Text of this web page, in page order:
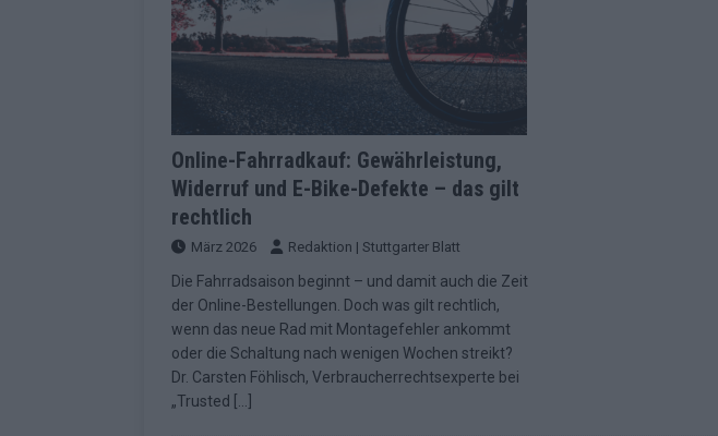
[ Mai 2026 ] ESC-Finale komplett: 20 Qualifikanten, vier Big-Four-Länder,
EUROVISION
ESC 2026: JJ performt „Unknown“, Walzer zu kurz,
[ Mai 2026 ] Quoten vor ESC-Halbfinale 2: Dänemark vorne, Aserbaidschan
[ Juni 2026 ] Neue Themenwelt, neues Café, neue Westernstadt: Der
Highlights EXTRA
[ Mai 2026 ] DARA gewinnt verdient, Israel problematisch, Deutschland
Fazit zum ESC 2026 KOMMENTAR
Online-Fahrradkauf: Gewährleistung,
Widerruf und E-Bike-Defekte – das gilt
rechtlich
März 2026 Redaktion | Stuttgarter Blatt
Die Fahrradsaison beginnt – und damit auch die Zeit
der Online-Bestellungen. Doch was gilt rechtlich,
wenn das neue Rad mit Montagefehler ankommt
oder die Schaltung nach wenigen Wochen streikt?
Dr. Carsten Föhlisch, Verbraucherrechtsexperte bei
„Trusted